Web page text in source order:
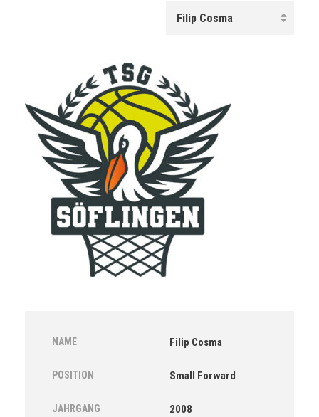
NAME Filip Cosma
POSITION Small Forward
JAHRGANG 2008